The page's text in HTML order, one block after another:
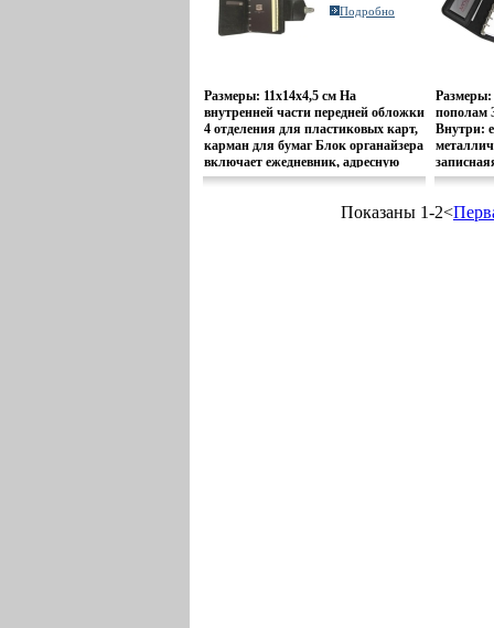
Подробно
Размеры: 11х14х4,5 см На
внутренней части передней обложки
4 отделения для пластиковых карт,
карман для бумаг Блок органайзера
включает ежедневник, адресную
книгу, листы для записей,
быушйпрозрачную вставку с 3
Размеры:
пополам
Внутри:
для
вфъбо
Показаны 1-2<